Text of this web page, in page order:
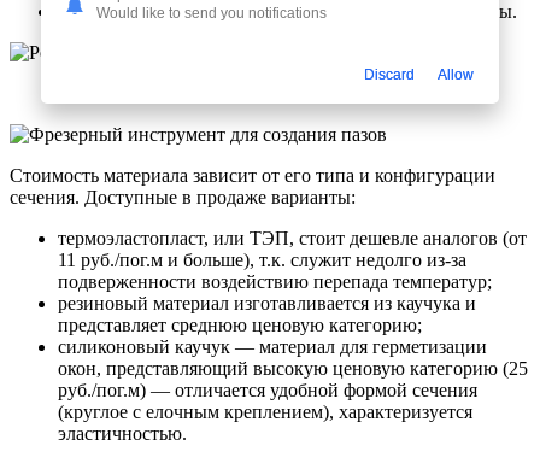
фрезерный инструмент — с его помощью делают пазы.
Стоимость материала зависит от его типа и конфигурации
сечения. Доступные в продаже варианты:
термоэластопласт, или ТЭП, стоит дешевле аналогов (от
11 руб./пог.м и больше), т.к. служит недолго из-за
подверженности воздействию перепада температур;
резиновый материал изготавливается из каучука и
представляет среднюю ценовую категорию;
силиконовый каучук — материал для герметизации
окон, представляющий высокую ценовую категорию (25
руб./пог.м) — отличается удобной формой сечения
(круглое с елочным креплением), характеризуется
эластичностью.
Would like to send you notifications
Discard Allow